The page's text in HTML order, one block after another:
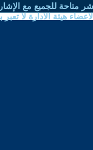
متاحة للجميع مع
هيئة الادارة لا